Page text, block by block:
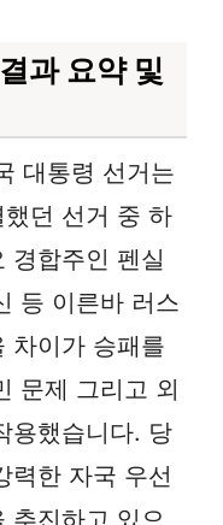
과 요약 및
대통령 선거는
던 선거 중 하
경합주인 펜실
등 이른바 러스
차이가 승패를
문제 그리고 외
용했습니다. 당
력한 자국 우선
추진하고 있으